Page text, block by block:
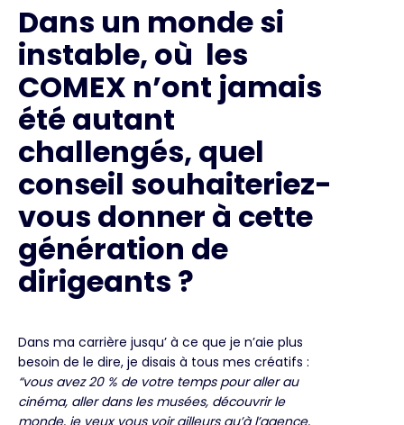
Dans un monde si
instable, où les
COMEX n’ont jamais
été autant
challengés, quel
conseil souhaiteriez-
vous donner à cette
génération de
dirigeants ?
Dans ma carrière jusqu’ à ce que je n’aie plus
besoin de le dire, je disais à tous mes créatifs :
“vous avez 20 % de votre temps pour aller au
cinéma, aller dans les musées, découvrir le
monde, je veux vous voir ailleurs qu’à l’agence,